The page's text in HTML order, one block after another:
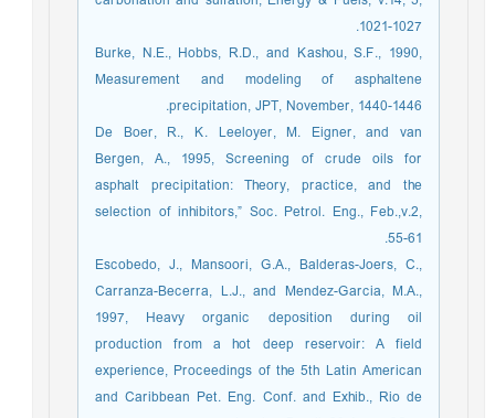
1021-1027.
Burke, N.E., Hobbs, R.D., and Kashou, S.F., 1990,
Measurement and modeling of asphaltene
precipitation, JPT, November, 1440-1446.
De Boer, R., K. Leeloyer, M. Eigner, and van
Bergen, A., 1995, Screening of crude oils for
asphalt precipitation: Theory, practice, and the
selection of inhibitors,” Soc. Petrol. Eng., Feb.,v.2,
55-61.
Escobedo, J., Mansoori, G.A., Balderas-Joers, C.,
Carranza-Becerra, L.J., and Mendez-Garcia, M.A.,
1997, Heavy organic deposition during oil
production from a hot deep reservoir: A field
experience, Proceedings of the 5th Latin American
and Caribbean Pet. Eng. Conf. and Exhib., Rio de